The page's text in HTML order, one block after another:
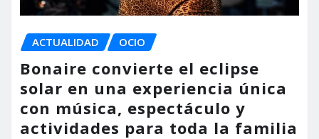
ACTUALIDAD OCIO
Bonaire convierte el eclipse
solar en una experiencia única
con música, espectáculo y
actividades para toda la familia